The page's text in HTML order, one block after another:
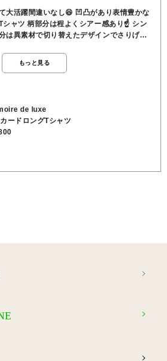
なし😆 凹凸があり表情豊かな
ャツ 柄部分は程よくシアー感あり☝️ シン
は異素材で切り替えたデザインでさりげな
別布部分:綿100％ ●洗濯 OK ●裏地 な
もっと見る
de luxe
ードロングTシャツ